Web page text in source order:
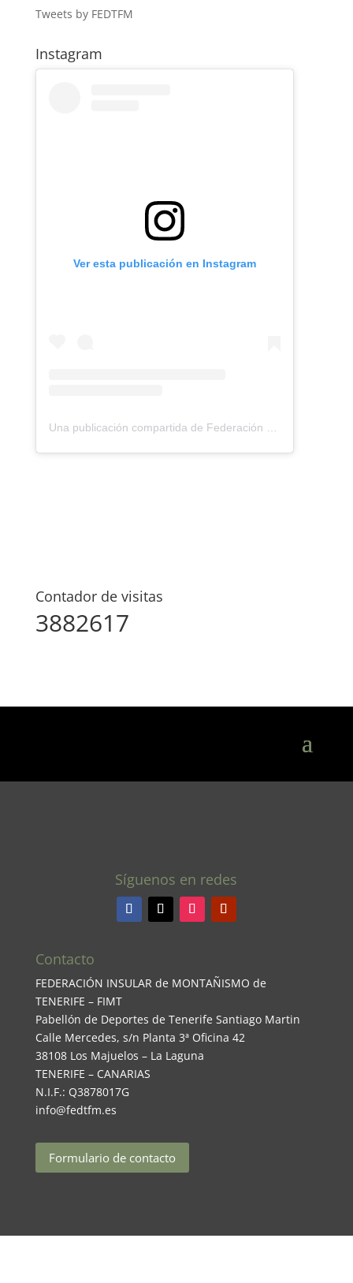
Tweets by FEDTFM
Instagram
Ver esta publicación en Instagram
Una publicación compartida de Federación Montañismo Tenerife (@federacion_montanismo_tenerife)
Contador de visitas
3882617
Síguenos en redes
Contacto
FEDERACIÓN INSULAR de MONTAÑISMO de
TENERIFE – FIMT
Pabellón de Deportes de Tenerife Santiago Martin
Calle Mercedes, s/n Planta 3ª Oficina 42
38108 Los Majuelos – La Laguna
TENERIFE – CANARIAS
N.I.F.: Q3878017G
info@fedtfm.es
Formulario de contacto